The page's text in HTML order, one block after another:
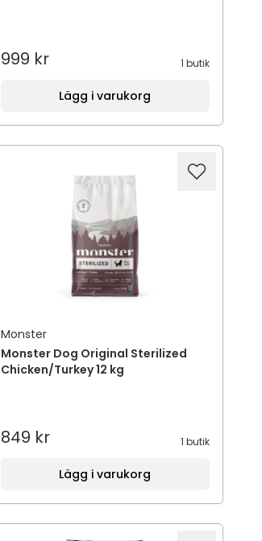
999 kr 1 butik
Lägg i varukorg
Monster
Monster Dog Original Sterilized
Chicken/Turkey 12 kg
849 kr 1 butik
Lägg i varukorg